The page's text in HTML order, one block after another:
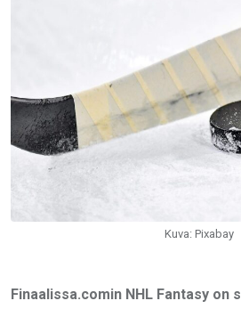
Kuva: Pixabay
Finaalissa.comin NHL Fantasy on